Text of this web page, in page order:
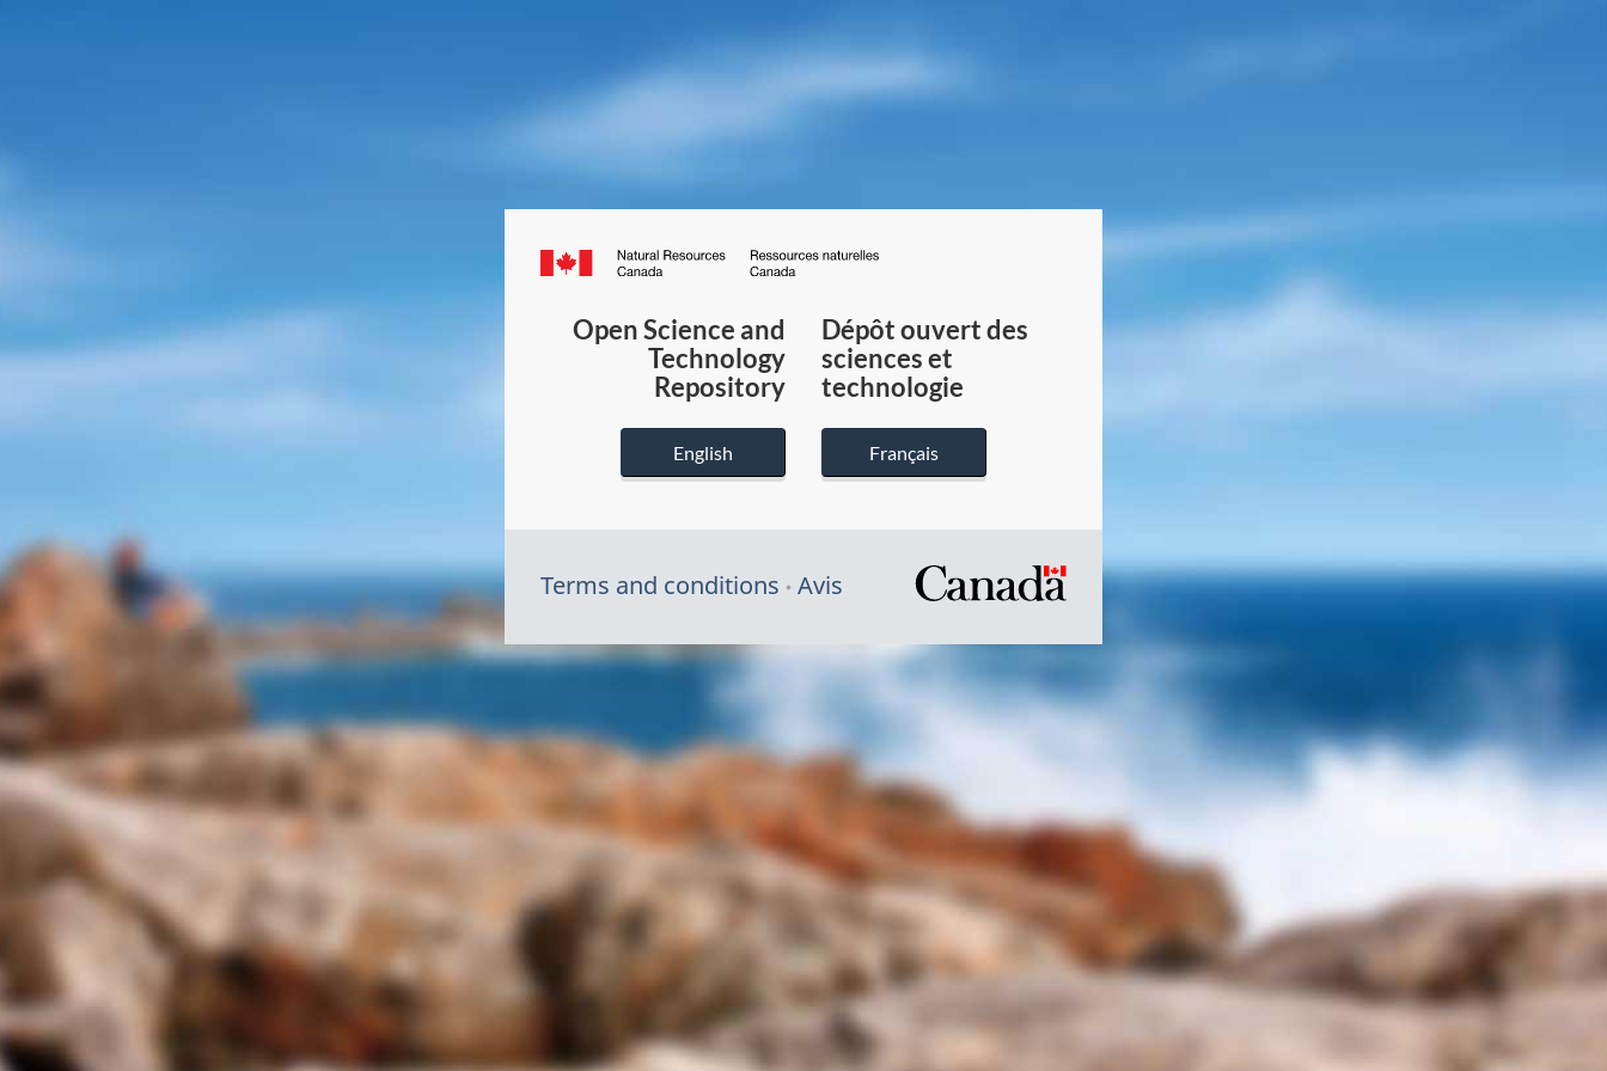
Canada.ca
du
Canada
Open Science and
Technology
Repository
English
Dépôt ouvert des
sciences et
technologie
Français
Terms and conditions Avis
/
gouvernement